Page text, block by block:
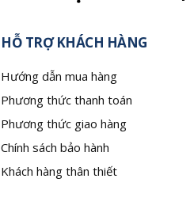
HỖ TRỢ KHÁCH HÀNG
Hướng dẫn mua hàng
Phương thức thanh toán
Phương thức giao hàng
Chính sách bảo hành
Khách hàng thân thiết